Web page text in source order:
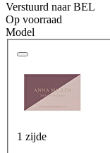
Verstuurd naar BEL
Op voorraad
Model
1 zijde